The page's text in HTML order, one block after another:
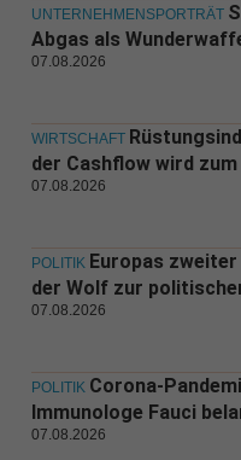
UNTERNEHMENSPORTRÄT
Abgas als
07.08.2026
WIRTSCHAFT
der Cashflow wird
07.08.2026
POLITIK Europas
der Wolf zur
07.08.2026
POLITIK Corona-
Immunologe Fauci
07.08.2026